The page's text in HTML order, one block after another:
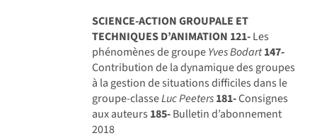
SCIENCE-ACTION GROUPALE ET
TECHNIQUES D’ANIMATION 121-Les
phénomènes de groupeYves Bodart147-
Contribution de la dynamique des groupes
à la gestion de situations difficiles dans le
groupe-classeLuc Peeters181-Consignes
aux auteurs 185-Bulletin d’abonnement
2018